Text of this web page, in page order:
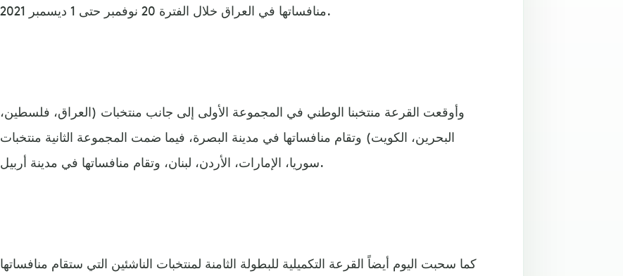
منافساتها في العراق خلال الفترة 20 نوفمبر حتى 1 ديسمبر 2021.
وأوقعت القرعة منتخبنا الوطني في المجموعة الأولى إلى جانب منتخبات (العراق، فلسطين،
البحرين، الكويت) وتقام منافساتها في مدينة البصرة، فيما ضمت المجموعة الثانية منتخبات
سوريا، الإمارات، الأردن، لبنان، وتقام منافساتها في مدينة أربيل.
كما سحبت اليوم أيضاً القرعة التكميلية للبطولة الثامنة لمنتخبات الناشئين التي ستقام منافساتها